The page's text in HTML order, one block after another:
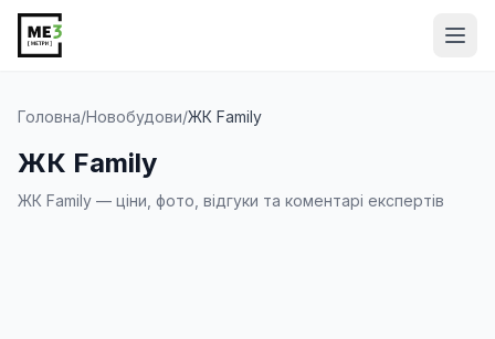
Головна/Новобудови/ЖК Family
ЖК Family
ЖК Family — ціни, фото, відгуки та коментарі експертів